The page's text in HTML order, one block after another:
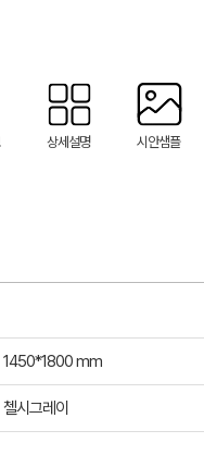
상세설명 시안샘플
1450*1800 mm
첼시그레이